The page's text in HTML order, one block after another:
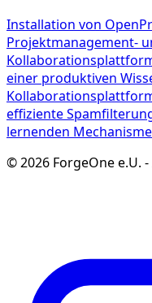
Installation von
Projektmanagement-
einer produktiven
effiziente
lernenden
©2026 ForgeOne e.U. -